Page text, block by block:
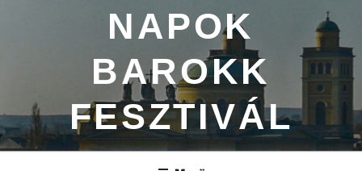
NAPOK
BAROKK
FESZTIVÁL